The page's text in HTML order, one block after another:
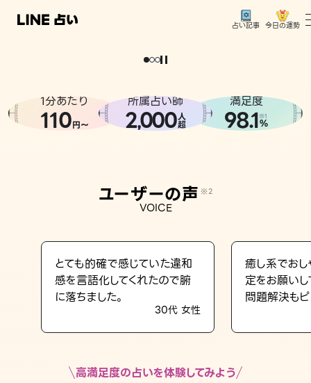
占い記事 今日の運勢
相談事例
LINE占いを開く
※LINEアプリ内のサービスページへ遷移します
どうせなら
。
1分あたり
110円〜
所属占い師
2,000人
超
満足度
98.1※1
%
ユーザーの声 ※2
VOICE
とても的確で感じていた違和
感を言語化してくれたので腑
に落ちました。
30代 女性
癒し系でおし
定をお願い
問題解決もピ
高満足度の占いを体験してみよう